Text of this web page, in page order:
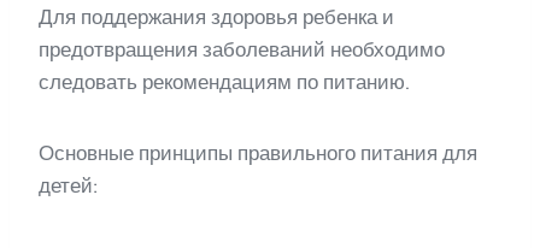
Для поддержания здоровья ребенка и
предотвращения заболеваний необходимо
следовать рекомендациям по питанию.
Основные принципы правильного питания для
детей: